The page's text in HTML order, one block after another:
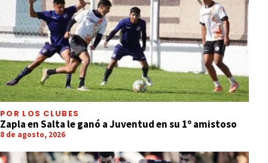
POR LOS CLUBES
Zapla en Salta le ganó a Juventud en su 1º amistoso
8 de agosto, 2026